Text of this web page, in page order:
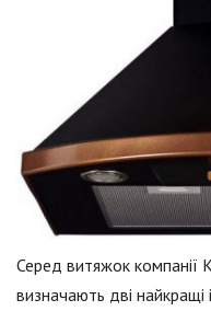
Серед витяжок компанії
визначають дві найкращі